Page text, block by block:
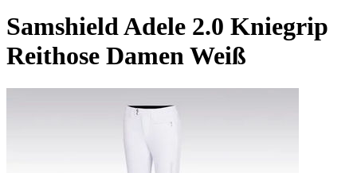
Samshield Adele 2.0 Kniegrip
Reithose Damen Weiß